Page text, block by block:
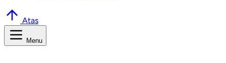
Atas
Menu